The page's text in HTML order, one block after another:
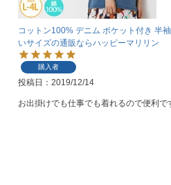
コットン100% デニム ポケット付き 半
いサイズの通販ならハッピーマリリン
購入者
投稿日 2019/12/14
お出掛けでも仕事でも着れるので便利で